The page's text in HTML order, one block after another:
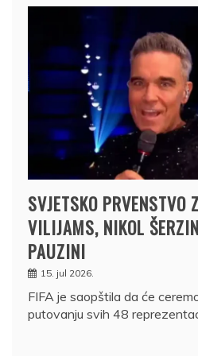
SVJETSKO PRVENSTVO
VILIJAMS, NIKOL
PAUZINI
15. jul 2026.
FIFA je saopštila da će
putovanju svih 48